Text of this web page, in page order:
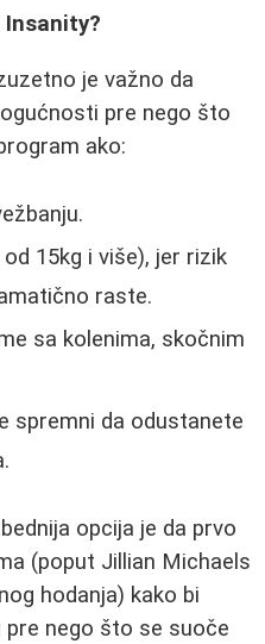
Insanity?
je važno da
pre nego što
ako:
15kg i više), jer rizik
raste.
sa kolenima, skočnim
spremni da odustanete
opcija je da prvo
(poput Jillian Michaels
hodanja) kako bi
pre nego što se suoče